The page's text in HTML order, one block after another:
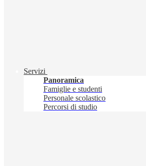
Servizi
Panoramica
Famiglie e studenti
Personale scolastico
Percorsi di studio